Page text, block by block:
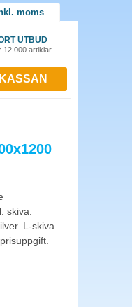
moms
UTBUD
12.000 artiklar
skiva.
L-skiva